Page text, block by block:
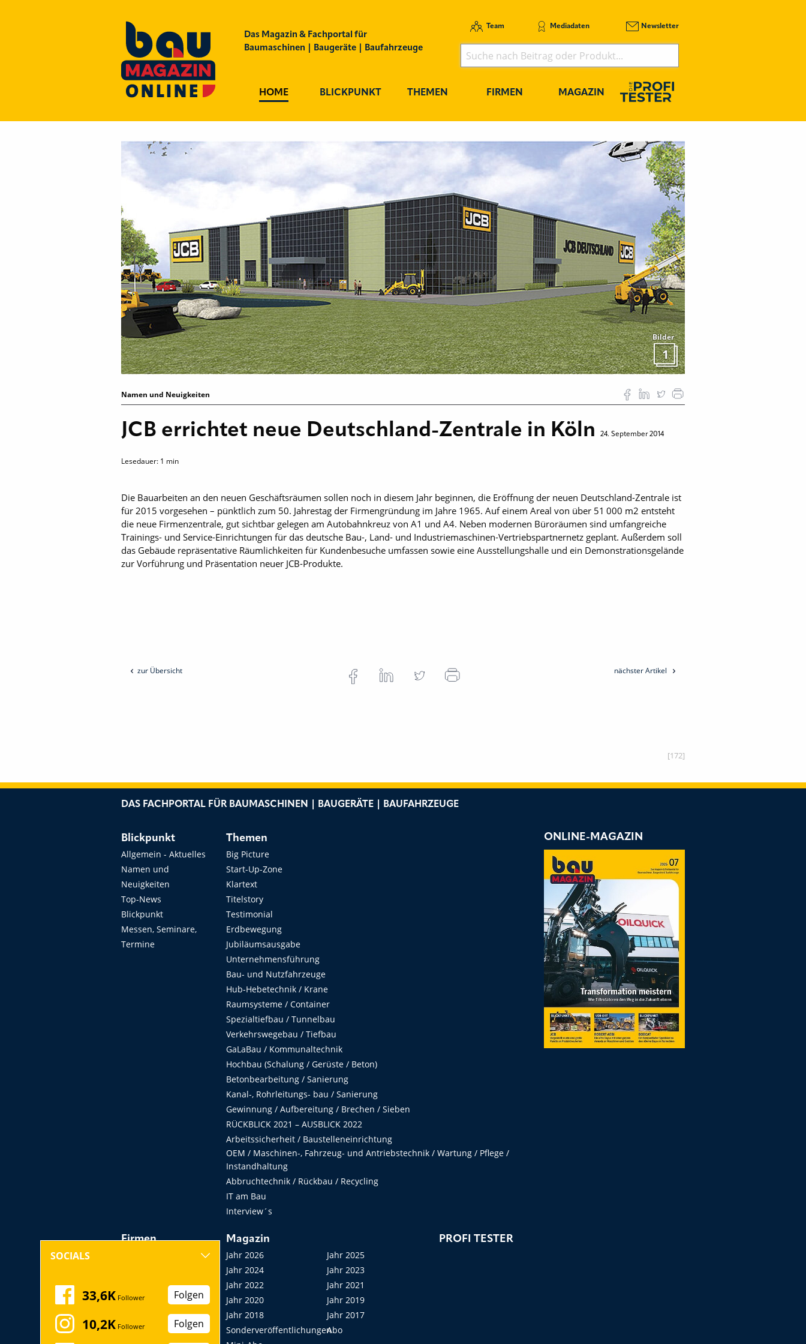
Das Magazin & Fachportal für
Baumaschinen | Baugeräte | Baufahrzeuge
Team Mediadaten Newsletter
HOME BLICKPUNKT THEMEN FIRMEN MAGAZIN
Bilder
1
Namen und Neuigkeiten
JCB errichtet neue Deutschland-Zentrale in Köln 24. September 2014
Lesedauer: 1 min
Die Bauarbeiten an den neuen Geschäftsräumen sollen noch in diesem Jahr beginnen, die Eröffnung der neuen Deutschland-Zentrale ist
für 2015 vorgesehen – pünktlich zum 50. Jahrestag der Firmengründung im Jahre 1965. Auf einem Areal von über 51 000 m2 entsteht
die neue Firmenzentrale, gut sichtbar gelegen am Autobahnkreuz von A1 und A4. Neben modernen Büroräumen sind umfangreiche
Trainings- und Service-Ein­richtungen für das deutsche Bau-, Land- und Industriemaschinen-Vertriebspartnernetz geplant. Außerdem soll
das Gebäude repräsentative Räumlichkeiten für Kundenbesuche umfassen sowie eine Ausstellungshalle und ein Demonstrationsgelände
zur Vorführung und Präsentation neuer JCB-Produkte.
zur Übersicht nächster Artikel
[172]
DAS FACHPORTAL FÜR BAUMASCHINEN | BAUGERÄTE | BAUFAHRZEUGE
Blickpunkt
Allgemein - Aktuelles
Namen und
Neuigkeiten
Top-News
Blickpunkt
Messen, Seminare,
Termine
Themen
Big Picture
Start-Up-Zone
Klartext
Titelstory
Testimonial
Erdbewegung
Jubiläumsausgabe
Unternehmensführung
Bau- und Nutzfahrzeuge
Hub-Hebetechnik / Krane
Raumsysteme / Container
Spezialtiefbau / Tunnelbau
Verkehrswegebau / Tiefbau
GaLaBau / Kommunaltechnik
Hochbau (Schalung / Gerüste / Beton)
Betonbearbeitung / Sanierung
Kanal-, Rohrleitungs- bau / Sanierung
Gewinnung / Aufbereitung / Brechen / Sieben
RÜCKBLICK 2021 – AUSBLICK 2022
Arbeitssicherheit / Baustelleneinrichtung
OEM / Maschinen-, Fahrzeug- und Antriebstechnik / Wartung / Pflege /
Instandhaltung
Abbruchtechnik / Rückbau / Recycling
IT am Bau
Interview´s
Firmen
Messen, Seminare,
Kongresse
Startup
Magazin
Jahr 2026
Jahr 2025
Jahr 2024
Jahr 2023
Jahr 2022
Jahr 2021
Jahr 2020
Jahr 2019
Jahr 2018
Jahr 2017
SonderveröffentlichungenAbo
PROFI TESTER
ONLINE-MAGAZIN
SOCIALS
33,6K Follower Folgen
10,2K Follower Folgen